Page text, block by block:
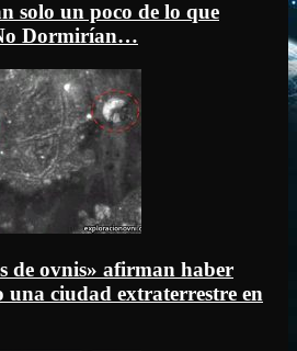
solo un poco de lo que
Dormirían…
de ovnis» afirman haber
una ciudad extraterrestre en